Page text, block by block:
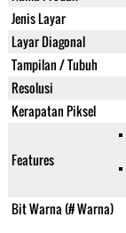
Jenis Layar
Layar Diagonal
Tampilan / Tubuh
Resolusi
Kerapatan Piksel
Features
Bit Warna (# Warna)